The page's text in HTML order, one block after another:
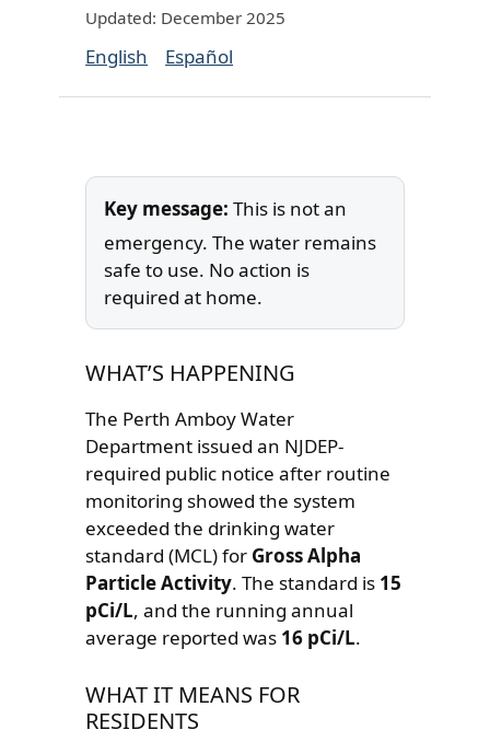
Updated: December 2025
English Español
Key message: This is not an
emergency. The water remains
safe to use. No action is
required at home.
WHAT’S HAPPENING
The Perth Amboy Water
Department issued an NJDEP-
required public notice after routine
monitoring showed the system
exceeded the drinking water
standard (MCL) for Gross Alpha
Particle Activity. The standard is 15
pCi/L, and the running annual
average reported was 16 pCi/L.
WHAT IT MEANS FOR
RESIDENTS